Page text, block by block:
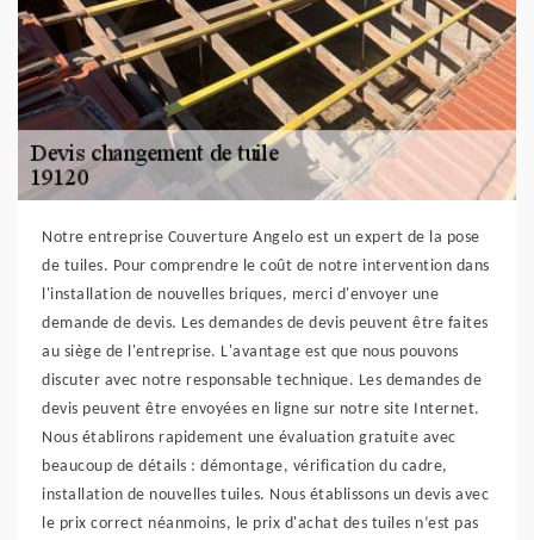
Notre entreprise Couverture Angelo est un expert de la pose
de tuiles. Pour comprendre le coût de notre intervention dans
l'installation de nouvelles briques, merci d'envoyer une
demande de devis. Les demandes de devis peuvent être faites
au siège de l'entreprise. L'avantage est que nous pouvons
discuter avec notre responsable technique. Les demandes de
devis peuvent être envoyées en ligne sur notre site Internet.
Nous établirons rapidement une évaluation gratuite avec
beaucoup de détails : démontage, vérification du cadre,
installation de nouvelles tuiles. Nous établissons un devis avec
le prix correct néanmoins, le prix d'achat des tuiles n’est pas